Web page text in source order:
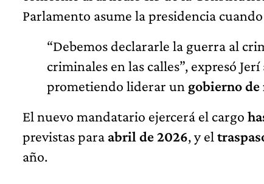
Parlamento asume la presidencia
“Debemos declararle la guerra al
criminales en las calles”, expresó
prometiendo liderar un gobierno
El nuevo mandatario ejercerá el cargo
previstas para abril de 2026, y el
año.